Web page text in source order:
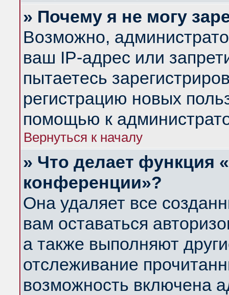
» Почему я не могу
Возможно,
ваш IP-адрес или
пытаетесь
регистрацию новых
помощью к
Вернуться к началу
» Что делает функция
конференции»?
Она удаляет все
вам оставаться
а также выполняют
отслеживание
возможность включена